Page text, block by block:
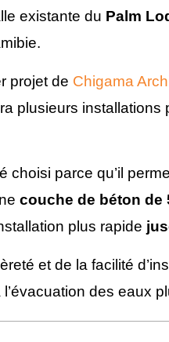
existante du Palm
projet de Chigama
plusieurs
choisi parce qu’il
couche de béton de
plus rapide
et de la facilité
des eaux